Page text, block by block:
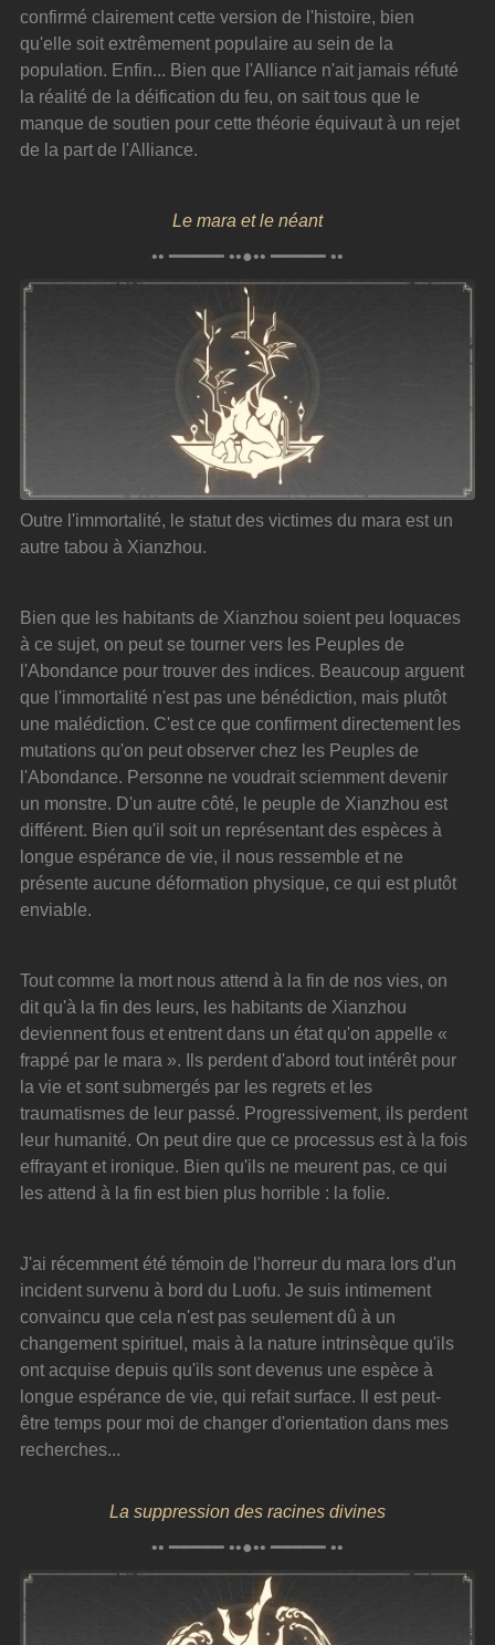
confirmé clairement cette version de l'histoire, bien
qu'elle soit extrêmement populaire au sein de la
population. Enfin... Bien que l'Alliance n'ait jamais réfuté
la réalité de la déification du feu, on sait tous que le
manque de soutien pour cette théorie équivaut à un rejet
de la part de l'Alliance.
Le mara et le néant
•• ━━━━━ ••●•• ━━━━━ ••
Outre l'immortalité, le statut des victimes du mara est un
autre tabou à Xianzhou.
Bien que les habitants de Xianzhou soient peu loquaces
à ce sujet, on peut se tourner vers les Peuples de
l'Abondance pour trouver des indices. Beaucoup arguent
que l'immortalité n'est pas une bénédiction, mais plutôt
une malédiction. C'est ce que confirment directement les
mutations qu'on peut observer chez les Peuples de
l'Abondance. Personne ne voudrait sciemment devenir
un monstre. D'un autre côté, le peuple de Xianzhou est
différent. Bien qu'il soit un représentant des espèces à
longue espérance de vie, il nous ressemble et ne
présente aucune déformation physique, ce qui est plutôt
enviable.
Tout comme la mort nous attend à la fin de nos vies, on
dit qu'à la fin des leurs, les habitants de Xianzhou
deviennent fous et entrent dans un état qu'on appelle «
frappé par le mara ». Ils perdent d'abord tout intérêt pour
la vie et sont submergés par les regrets et les
traumatismes de leur passé. Progressivement, ils perdent
leur humanité. On peut dire que ce processus est à la fois
effrayant et ironique. Bien qu'ils ne meurent pas, ce qui
les attend à la fin est bien plus horrible : la folie.
J'ai récemment été témoin de l'horreur du mara lors d'un
incident survenu à bord du Luofu. Je suis intimement
convaincu que cela n'est pas seulement dû à un
changement spirituel, mais à la nature intrinsèque qu'ils
ont acquise depuis qu'ils sont devenus une espèce à
longue espérance de vie, qui refait surface. Il est peut-
être temps pour moi de changer d'orientation dans mes
recherches...
La suppression des racines divines
•• ━━━━━ ••●•• ━━━━━ ••